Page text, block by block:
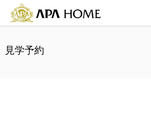
見学予約